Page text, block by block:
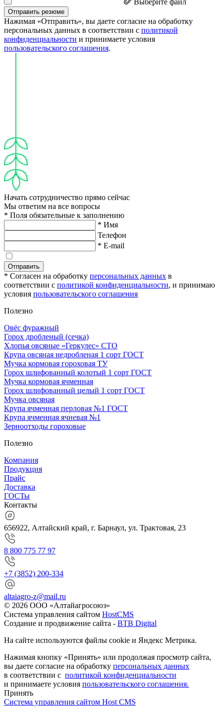
Выберите файл
Отправить резюме
Нажимая «Отправить», вы даете согласие на обработку
персональных данных в соответствии с политикой
конфиденциальности и принимаете условия
пользовательского соглашения.
Начать сотрудничество прямо сейчас
Мы ответим на все вопросы
* Поля обязательные к заполнению
* Имя
Телефон
* E-mail
Отправить
* Согласен на обработку персональных данных в
соответствии с политикой конфиденциальности, и принимаю
условия пользовательского соглашения
Полезно
Овёс фуражный
Горох дробленый (сечка)
Хлопья овсяные «Геркулес» СТО
Крупа овсяная недробленая 1 сорт ГОСТ
Мучка кормовая гороховая ТУ
Горох шлифованный колотый 1 сорт ГОСТ
Мучка кормовая ячменная
Горох шлифованный целый 1 сорт ГОСТ
Мучка овсяная
Крупа ячменная перловая №1 ГОСТ
Крупа ячменная ячневая №1
Зерноотходы гороховые
Полезно
Компания
Продукция
Прайс
Доставка
ГОСТы
Контакты
656922, Алтайский край, г. Барнаул, ул. Трактовая, 23
8 800 775 77 97
+7 (3852) 200-334
altaiagro-z@mail.ru
© 2026 ООО «Алтайагросоюз»
Система управления сайтом HostCMS
Создание и продвижение сайта - BTB Digital
На сайте используются файлы cookie и Яндекс Метрика.
Нажимая кнопку «Принять» или продолжая просмотр сайта,
вы даете согласие на обработку персональных данных
в соответствии с политикой конфиденциальности
и принимаете условия пользовательского соглашения.
Принять
Система управления сайтом Host CMS